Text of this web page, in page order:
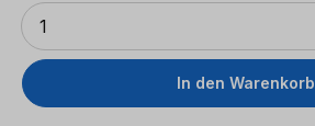
Anzahl
1
In den Warenkorb